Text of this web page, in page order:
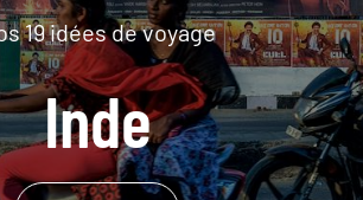
19 idées de voyage
Inde